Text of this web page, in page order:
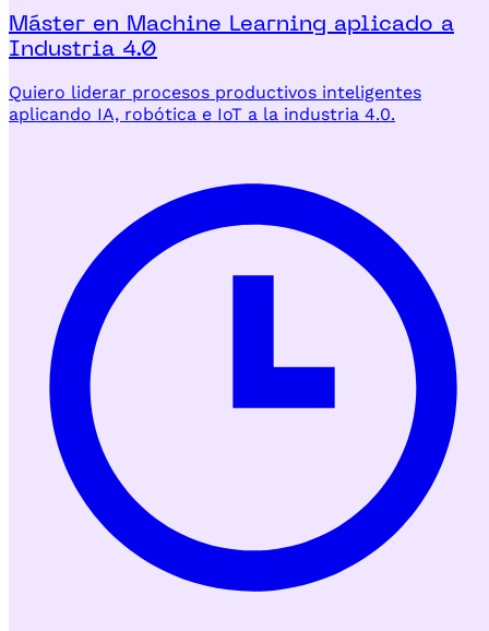
Máster en Machine Learning aplicado a
Industria 4.0
Quiero liderar procesos productivos inteligentes
aplicando IA, robótica e IoT a la industria 4.0.